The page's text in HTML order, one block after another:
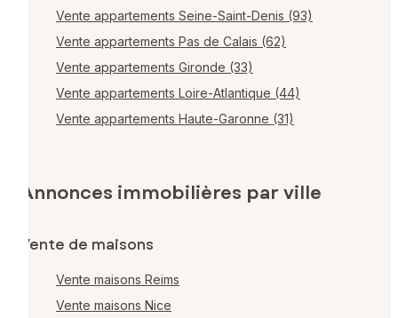
Vente appartements Seine-Saint-Denis (93)
Vente appartements Pas de Calais (62)
Vente appartements Gironde (33)
Vente appartements Loire-Atlantique (44)
Vente appartements Haute-Garonne (31)
Annonces immobilières par ville
Vente de maisons
Vente maisons Reims
Vente maisons Nice